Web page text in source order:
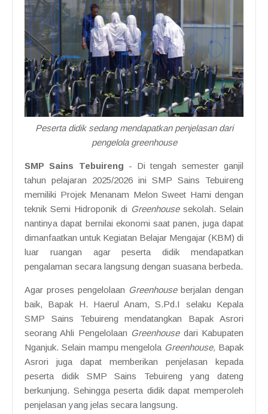
Peserta didik sedang mendapatkan penjelasan dari
pengelola greenhouse
SMP Sains Tebuireng - Di tengah semester ganjil
tahun pelajaran 2025/2026 ini SMP Sains Tebuireng
memiliki Projek Menanam Melon Sweet Hami dengan
teknik Semi Hidroponik di Greenhouse sekolah. Selain
nantinya dapat bernilai ekonomi saat panen, juga dapat
dimanfaatkan untuk Kegiatan Belajar Mengajar (KBM) di
luar ruangan agar peserta didik mendapatkan
pengalaman secara langsung dengan suasana berbeda.
Agar proses pengelolaan Greenhouse berjalan dengan
baik, Bapak H. Haerul Anam, S.Pd.I selaku Kepala
SMP Sains Tebuireng mendatangkan Bapak Asrori
seorang Ahli Pengelolaan Greenhousedari Kabupaten
Nganjuk. Selain mampu mengelola Greenhouse, Bapak
Asrori juga dapat memberikan penjelasan kepada
peserta didik SMP Sains Tebuireng yang dateng
berkunjung. Sehingga peserta didik dapat memperoleh
penjelasan yang jelas secara langsung.